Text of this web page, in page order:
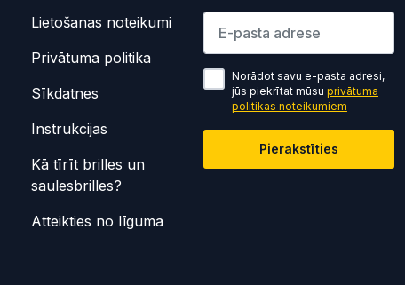
Lietošanas noteikumi
Privātuma politika
Sīkdatnes
Instrukcijas
Kā tīrīt brilles un
saulesbrilles?
Atteikties no līguma
Lūdzu ievadiet e-pasta adresi
Norādot savu e-pasta adresi,
jūs piekrītat mūsu privātuma
politikas noteikumiem
Pierakstīties